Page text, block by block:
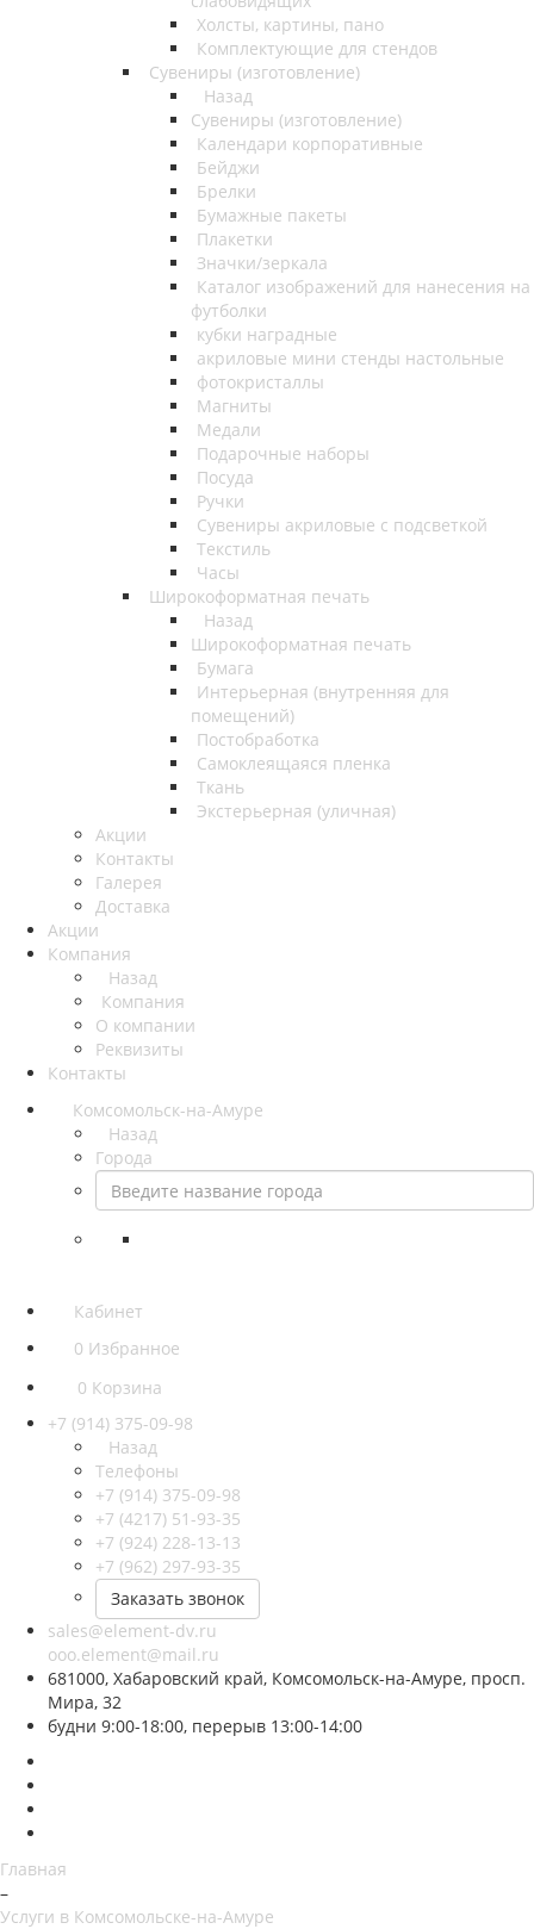
Холсты, картины, пано
Комплектующие для стендов
Сувениры (изготовление)
Назад
Сувениры (изготовление)
Календари корпоративные
Бейджи
Брелки
Бумажные пакеты
Плакетки
Значки/зеркала
Каталог изображений для нанесения на
футболки
кубки наградные
акриловые мини стенды настольные
фотокристаллы
Магниты
Медали
Подарочные наборы
Посуда
Ручки
Сувениры акриловые с подсветкой
Текстиль
Часы
Широкоформатная печать
Назад
Широкоформатная печать
Бумага
Интерьерная (внутренняя для
помещений)
Постобработка
Самоклеящаяся пленка
Ткань
Экстерьерная (уличная)
Акции
Контакты
Галерея
Доставка
Акции
Компания
Назад
Компания
О компании
Реквизиты
Контакты
Комсомольск-на-Амуре
Назад
Города
Кабинет
0 Избранное
0 Корзина
+7 (914) 375-09-98
Назад
Телефоны
+7 (914) 375-09-98
+7 (4217) 51-93-35
+7 (924) 228-13-13
+7 (962) 297-93-35
Заказать звонок
sales@element-dv.ru
ooo.element@mail.ru
681000, Хабаровский край, Комсомольск-на-Амуре, просп.
Мира, 32
будни 9:00-18:00, перерыв 13:00-14:00
Главная
–
Услуги в Комсомольске-на-Амуре